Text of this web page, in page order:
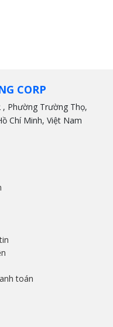
CORP
Phường Trường Thọ,
Chí Minh, Việt Nam
toán